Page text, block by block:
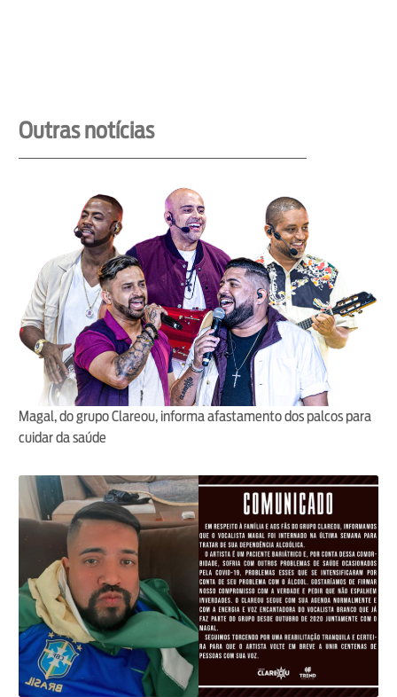
Outras notícias
Magal, do grupo Clareou, informa afastamento dos palcos para
cuidar da saúde